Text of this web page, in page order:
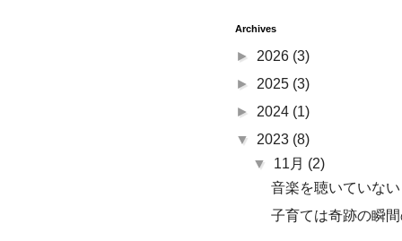
Archives
► 2026 (3)
► 2025 (3)
► 2024 (1)
▼ 2023 (8)
▼ 11月 (2)
音楽を聴いていない
子育ては奇跡の瞬